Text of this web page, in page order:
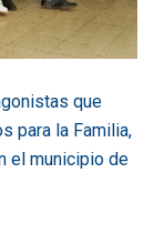
que
para la Familia,
el municipio de